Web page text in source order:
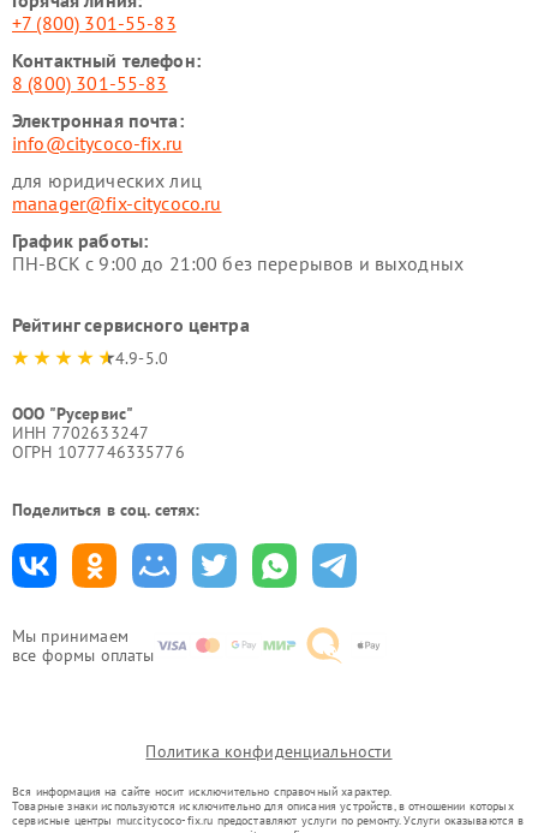
Мы принимаем
все формы оплаты
+7 (800) 301-55-83
Контактный телефон:
8 (800) 301-55-83
Электронная почта:
info@citycoco-fix.ru
для юридических лиц
manager@fix-citycoco.ru
График работы:
ПН-ВСК с 9:00 до 21:00 без перерывов и выходных
Рейтинг сервисного центра
4.9-5.0
ООО "Русервис"
ИНН 7702633247
ОГРН 1077746335776
Поделиться в соц. сетях:
Политика конфиденциальности
Вся информация на сайте носит исключительно справочный характер.
Товарные знаки используются исключительно для описания устройств, в отношении которых
сервисные центры mur.citycoco-fix.ru предоставляют услуги по ремонту. Услуги оказываются в